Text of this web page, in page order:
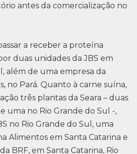
antes da comercialização no
a receber a proteína
duas unidades da JBS em
além de uma empresa da
no Pará. Quanto à carne suína,
três plantas da Seara – duas
uma no Rio Grande do Sul -,
no Rio Grande do Sul, uma
Alimentos em Santa Catarina e
BRF, em Santa Catarina, Rio